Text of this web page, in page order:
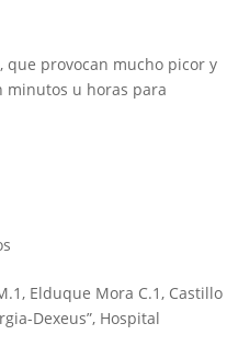
provocan mucho picor y
minutos u horas para
Elduque Mora C.1, Castillo
Dexeus”, Hospital